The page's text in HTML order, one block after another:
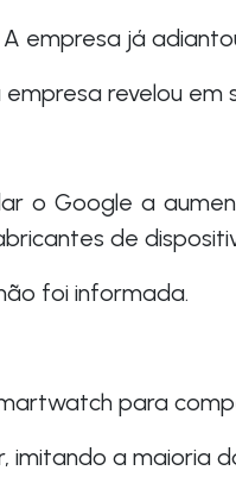
empresa já
revelou
o Google a
de
foi informada.
para
imitando a maioria